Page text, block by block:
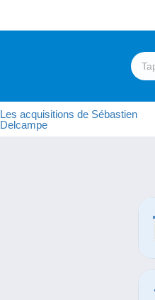
Les acquisitions de Sébastien
Delcampe